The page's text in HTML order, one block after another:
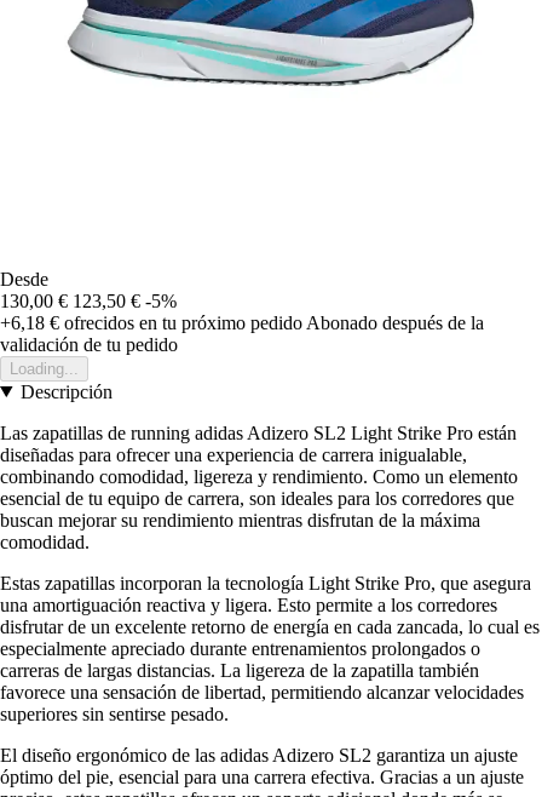
Desde
130,00 € 123,50 € -5%
+6,18 € ofrecidos en tu próximo pedido Abonado después de la
validación de tu pedido
Loading...
Descripción
Las zapatillas de running adidas Adizero SL2 Light Strike Pro están
diseñadas para ofrecer una experiencia de carrera inigualable,
combinando comodidad, ligereza y rendimiento. Como un elemento
esencial de tu equipo de carrera, son ideales para los corredores que
buscan mejorar su rendimiento mientras disfrutan de la máxima
comodidad.
Estas zapatillas incorporan la tecnología Light Strike Pro, que asegura
una amortiguación reactiva y ligera. Esto permite a los corredores
disfrutar de un excelente retorno de energía en cada zancada, lo cual es
especialmente apreciado durante entrenamientos prolongados o
carreras de largas distancias. La ligereza de la zapatilla también
favorece una sensación de libertad, permitiendo alcanzar velocidades
superiores sin sentirse pesado.
El diseño ergonómico de las adidas Adizero SL2 garantiza un ajuste
óptimo del pie, esencial para una carrera efectiva. Gracias a un ajuste